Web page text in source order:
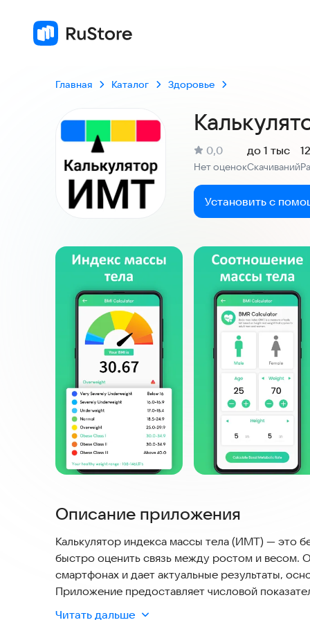
Главная Каталог Здоровье
Рейтинг:
0,0
Нет оценокСкачиваний
до 1 тыс
Установить с
Скриншоты
Описание приложения
Калькулятор индекса массы тела (ИМТ) — это
быстро оценить связь между ростом и весом.
смартфонах и дает актуальные результаты,
Приложение предоставляет числовой
нормальный вес, лишний вес или ожирение.
Читать дальше